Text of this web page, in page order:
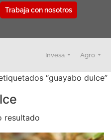
Trabaja con nosotros
Invesa Agro
“guayabo dulce”
resultado